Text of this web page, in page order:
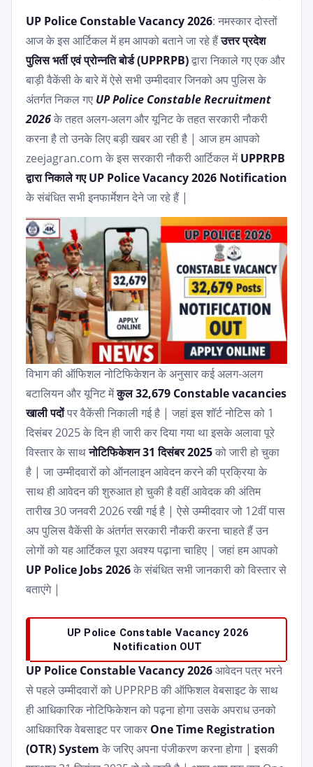
UP Police Constable Vacancy 2026: नमस्कार दोस्तों
आज के इस आर्टिकल में हम आपको बताने जा रहे हैंउत्तर प्रदेश
पुलिस भर्ती एवं प्रोन्नति बोर्ड (UPPRPB)द्वारा निकाले गए एक और
बाड़ी वैकेंसी के बारे में ऐसे सभी उम्मीदवार जिनको अप पुलिस के
अंतर्गत निकल गए UP Police Constable Recruitment
2026के तहत अलग-अलग और यूनिट के तहत सरकारी नौकरी
करना है तो उनके लिए बड़ी खबर आ रही है | आज हम आपको
zeejagran.com के इस सरकारी नौकरी आर्टिकल मेंUPPRPB
द्वारा निकाले गए UP Police Vacancy 2026 Notification
के संबंधित सभी इनफार्मेशन देने जा रहे हैं |
विभाग की ऑफिशल नोटिफिकेशन के अनुसार कई अलग-अलग
बटालियन और यूनिट मेंकुल 32,679 Constable vacancies
खाली पदोंपर वैकेंसी निकाली गई है | जहां इस शॉर्ट नोटिस को 1
दिसंबर 2025 के दिन ही जारी कर दिया गया था इसके अलावा पूरे
विस्तार के साथनोटिफिकेशन 31 दिसंबर 2025को जारी हो चुका
है | जा उम्मीदवारों को ऑनलाइन आवेदन करने की प्रक्रिया के
साथ ही आवेदन की शुरुआत हो चुकी है वहीं आवेदक की अंतिम
तारीख 30 जनवरी 2026 रखी गई है | ऐसे उम्मीदवार जो 12वीं पास
अप पुलिस वैकेंसी के अंतर्गत सरकारी नौकरी करना चाहते हैं उन
लोगों को यह आर्टिकल पूरा अवश्य पढ़ाना चाहिए | जहां हम आपको
UP Police Jobs 2026के संबंधित सभी जानकारी को विस्तार से
बताएंगे |
UP Police Constable Vacancy 2026
Notification OUT
UP Police Constable Vacancy 2026आवेदन पत्र भरने
से पहले उम्मीदवारों को UPPRPB की ऑफिशल वेबसाइट के साथ
ही आधिकारिक नोटिफिकेशन को पढ़ना होगा उसके अपराध उनको
आधिकारिक वेबसाइट पर जाकर One Time Registration
(OTR) System के जरिए अपना पंजीकरण करना होगा | इसकी